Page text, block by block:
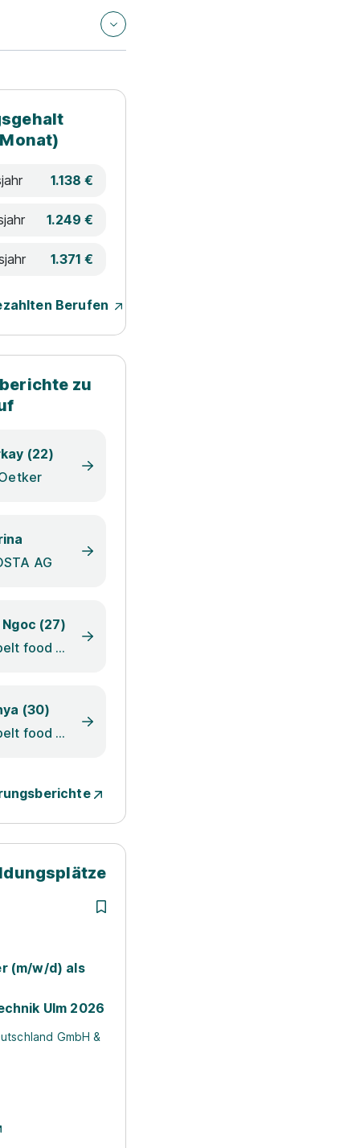
1.138 €
1.249 €
1.371 €
Berufen
zu
(22)
AG
(27)
Ospelt food establishment
(30)
Ospelt food establishment
(m/w/d) als
Ulm 2026
GmbH &